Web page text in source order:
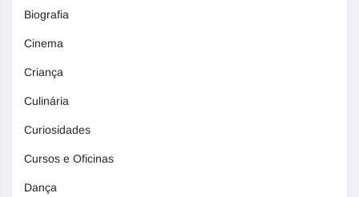
Biografia
Cinema
Criança
Culinária
Curiosidades
Cursos e Oficinas
Dança